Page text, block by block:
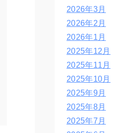
2026年3月
2026年2月
2026年1月
2025年12月
2025年11月
2025年10月
2025年9月
2025年8月
2025年7月